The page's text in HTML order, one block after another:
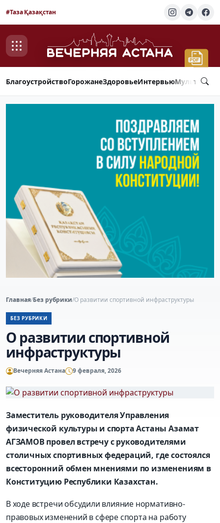
#Таза Қазақстан
БлагоустройствоГорожанеЗдоровьеИнтервью
Главная/Без рубрики/О развитии спортивной инфраструктуры
БЕЗ РУБРИКИ
О развитии спортивной
инфраструктуры
Вечерняя Астана 9 февраля, 2026
Заместитель руководителя Управления
физической культуры и спорта Астаны Азамат
АГЗАМОВ провел встречу с руководителями
столичных спортивных федераций, где состоялся
всесторонний обмен мнениями по изменениям в
Конституцию Республики Казахстан.
В ходе встречи обсудили влияние нормативно-
правовых изменений в сфере спорта на работу